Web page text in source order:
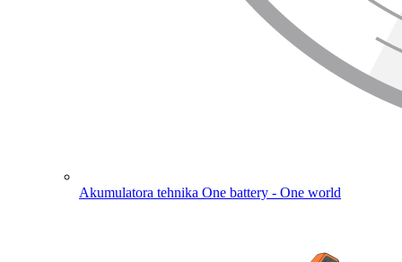
Akumulatora tehnika One battery - One world